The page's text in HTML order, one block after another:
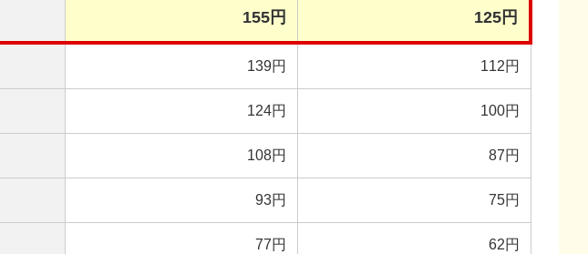
155円 125円
139円 112円
124円 100円
108円 87円
93円 75円
77円 62円